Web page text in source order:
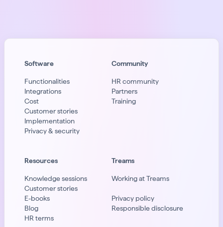
Software
Functionalities
Integrations
Cost
Customer stories
Implementation
Privacy & security
Community
HR community
Partners
Training
Resources
Knowledge sessions
Customer stories
E-books
Blog
HR terms
Treams
Working at Treams
Privacy policy
Responsible disclosure